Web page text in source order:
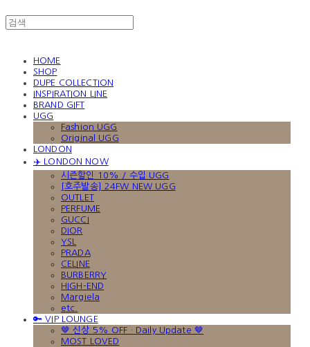
HOME
SHOP
DUPE COLLECTION
INSPIRATION LINE
BRAND GIFT
UGG
Fashion UGG
Original UGG
LONDON
✈️ LONDON NOW
시즌할인 10% / 수입 UGG
[호주발송] 24FW NEW UGG
OUTLET
PERFUME
GUCCI
DIOR
YSL
PRADA
CELINE
BURBERRY
HIGH-END
Margiela
etc.
🔑 VIP LOUNGE
🤎 신상 5% OFF · Daily Update 🤎
MOST LOVED